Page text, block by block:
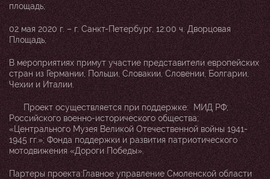
площадь;
02 мая 2020 г. – г. Санкт-Петербург, 12:00 ч. Дворцовая
Площадь;
В мероприятиях примут участие представители европейских
стран из Германии, Польши, Словакии, Словении, Болгарии,
Чехии и Италии.
Проект осуществляется при поддержке: МИД РФ;
Российского военно-исторического общества;
«Центрального Музея Великой Отечественной войны 1941-
1945 гг.»; Фонда поддержки и развития патриотического
мотодвижения «Дороги Победы».
Партеры проекта:Главное управление Смоленской области